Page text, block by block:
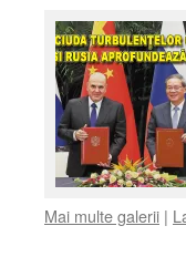
Mai multe galerii |